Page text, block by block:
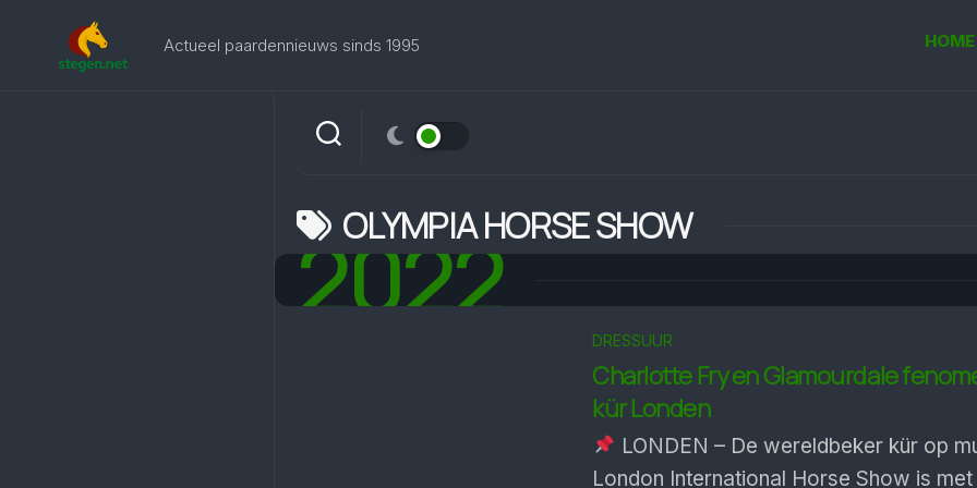
Actueel paardennieuws sinds 1995 HOME
OLYMPIA HORSE SHOW
2022 DRESSUUR
Charlotte Fry en Glamour­dale
kür Londen
LONDEN – De wereld­beker kür op
London Inter­national Horse Show is